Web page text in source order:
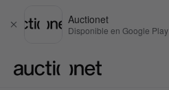
Cerrar
Auctionet
Disponible en Google Play